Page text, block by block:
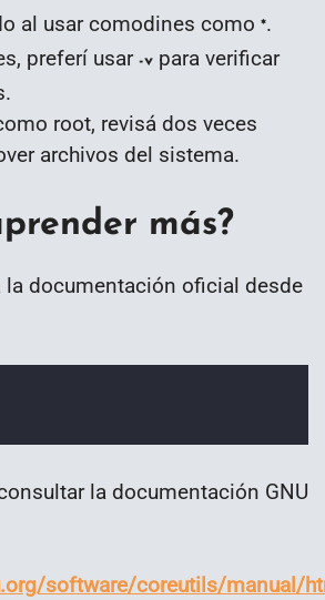
al usar comodines como *.
preferí usar -v para verificar
root, revisá dos veces
archivos del sistema.
más?
la documentación oficial desde
la documentación GNU
software/coreutils/manual/